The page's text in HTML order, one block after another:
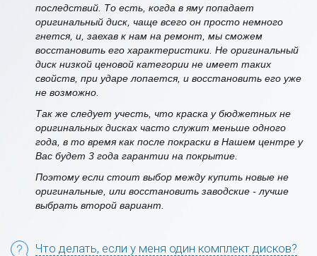
последствий. То есть, когда в яму попадает
оригинальный диск, чаще всего он просто немного
гнется, и, заехав к нам на ремонт, мы сможем
восстановить его характеристики. Не оригинальный
диск низкой ценовой категории не имеет таких
свойств, при ударе лопается, и восстановить его уже
не возможно.
Так же следует учесть, что краска у бюджетных не
оригинальных дисках часто служит меньше одного
года, в то время как после покраски в Нашем центре у
Вас будет 3 года гарантии на покрытие.
Поэтому если стоит выбор между купить новые не
оригинальные, или восстановить заводские - лучше
выбрать второй вариант.
Что делать, если у меня один комплект дисков?